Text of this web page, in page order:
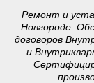
Ремонт и
Новгороде.
договоров
и